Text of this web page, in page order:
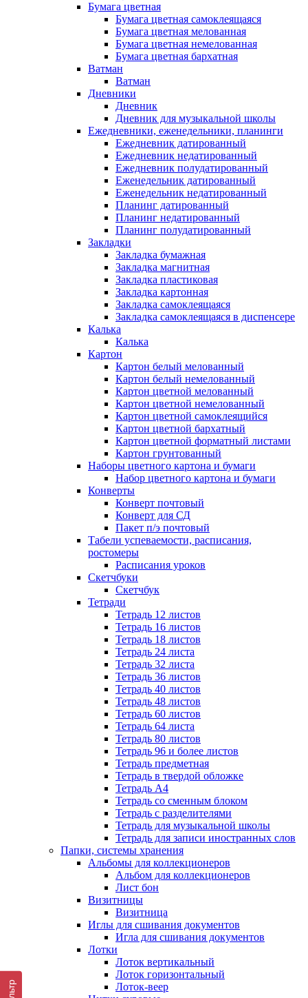
Бумага цветная
Бумага цветная самоклеящаяся
Бумага цветная мелованная
Бумага цветная немелованная
Бумага цветная бархатная
Ватман
Ватман
Дневники
Дневник
Дневник для музыкальной школы
Ежедневники, еженедельники, планинги
Ежедневник датированный
Ежедневник недатированный
Ежедневник полудатированный
Еженедельник датированный
Еженедельник недатированный
Планинг датированный
Планинг недатированный
Планинг полудатированный
Закладки
Закладка бумажная
Закладка магнитная
Закладка пластиковая
Закладка картонная
Закладка самоклеящаяся
Закладка самоклеящаяся в диспенсере
Калька
Калька
Картон
Картон белый мелованный
Картон белый немелованный
Картон цветной мелованный
Картон цветной немелованный
Картон цветной самоклеящийся
Картон цветной бархатный
Картон цветной форматный листами
Картон грунтованный
Наборы цветного картона и бумаги
Набор цветного картона и бумаги
Конверты
Конверт почтовый
Конверт для СД
Пакет п/э почтовый
Табели успеваемости, расписания,
ростомеры
Расписания уроков
Скетчбуки
Скетчбук
Тетради
Тетрадь 12 листов
Тетрадь 16 листов
Тетрадь 18 листов
Тетрадь 24 листа
Тетрадь 32 листа
Тетрадь 36 листов
Тетрадь 40 листов
Тетрадь 48 листов
Тетрадь 60 листов
Тетрадь 64 листа
Тетрадь 80 листов
Тетрадь 96 и более листов
Тетрадь предметная
Тетрадь в твердой обложке
Тетрадь А4
Тетрадь со сменным блоком
Тетрадь с разделителями
Тетрадь для музыкальной школы
Тетрадь для записи иностранных слов
Папки, системы хранения
Альбомы для коллекционеров
Альбом для коллекционеров
Лист бон
Визитницы
Визитница
Иглы для сшивания документов
Игла для сшивания документов
Лотки
Лоток вертикальный
Лоток горизонтальный
Лоток-веер